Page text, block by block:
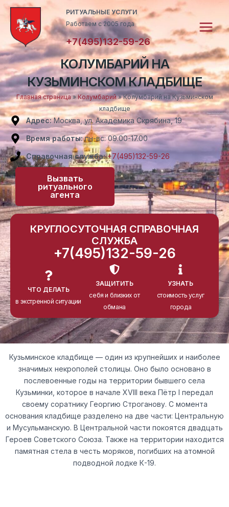
Перейти
содержимому
РИТУАЛЬНЫЕ УСЛУГИ
Работаем с 2005 года
+7(495)132-59-26
Menu
КОЛУМБАРИЙ НА
КУЗЬМИНСКОМ КЛАДБИЩЕ
Главная страница » Колумбарий»Колумбарий на Кузьминском
кладбище
Адрес:Москва, ул. Академика Скрябина, 19
Время работы:пн-вс: 09.00-17.00
Справочная служба: +7(495)132-59-26
Вызвать
ритуального
агента
КРУГЛОСУТОЧНАЯ СПРАВОЧНАЯ
СЛУЖБА
+7(495)132-59-26
ЧТО ДЕЛАТЬ
в экстренной ситуации
ЗАЩИТИТЬ
себя и близких от
обмана
УЗНАТЬ
стоимость услуг
города
Кузьминское кладбище — один из крупнейших и наиболее
значимых некрополей столицы. Оно было основано в
послевоенные годы на территории бывшего села
Кузьминки, которое в начале XVIII века Пётр I передал
своему соратнику Георгию Строганову. С момента
основания кладбище разделено на две части: Центральную
и Мусульманскую. В Центральной части покоятся двадцать
Героев Советского Союза. Также на территории находится
памятная стела в честь моряков, погибших на атомной
подводной лодке К-19.